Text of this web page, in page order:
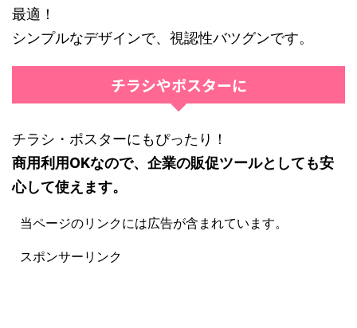
最適！
シンプルなデザインで、視認性バツグンです。
チラシやポスターに
チラシ・ポスターにもぴったり！
商用利用OKなので、企業の販促ツールとしても安
心して使えます。
当ページのリンクには広告が含まれています。
スポンサーリンク